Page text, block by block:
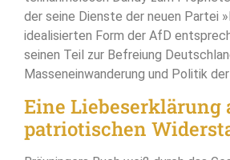
der seine Dienste der neuen Partei
idealisierten Form der AfD
seinen Teil zur Befreiung
Masseneinwanderung und Politik
Eine Liebeserklärung
patriotischen